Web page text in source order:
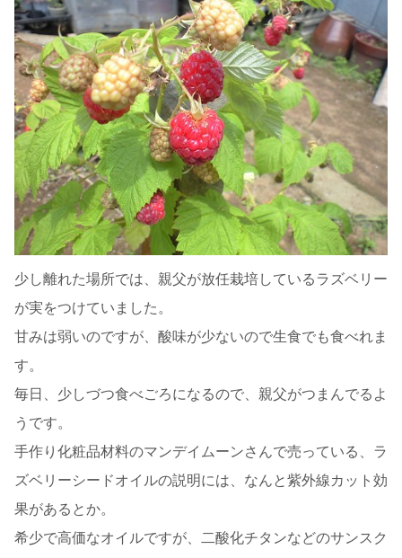
少し離れた場所では、親父が放任栽培しているラズベリー
が実をつけていました。
甘みは弱いのですが、酸味が少ないので生食でも食べれま
す。
毎日、少しづつ食べごろになるので、親父がつまんでるよ
うです。
手作り化粧品材料のマンデイムーンさんで売っている、ラ
ズベリーシードオイルの説明には、なんと紫外線カット効
果があるとか。
希少で高価なオイルですが、二酸化チタンなどのサンスク